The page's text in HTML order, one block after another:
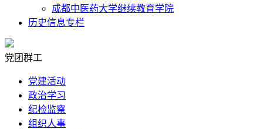
成都中医药大学继续教育学院
历史信息专栏
党团群工
党建活动
政治学习
纪检监察
组织人事